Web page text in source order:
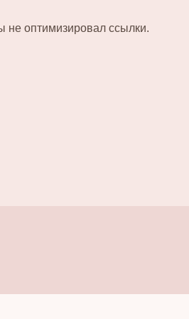
не оптимизировал ссылки.